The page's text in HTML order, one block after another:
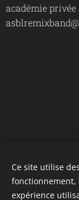
académie
Ce site utilise
fonctionnement,
expérience